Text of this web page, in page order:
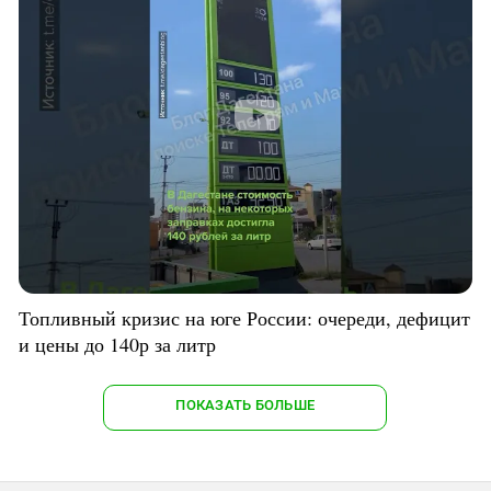
Топливный кризис на юге России: очереди, дефицит
и цены до 140р за литр
ПОКАЗАТЬ БОЛЬШЕ